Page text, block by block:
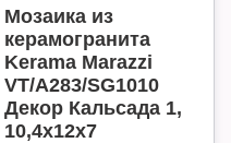
Мозаика из
керамогранита
Kerama Marazzi
VT/A283/SG1010
Декор Кальсада 1,
10,4x12x7